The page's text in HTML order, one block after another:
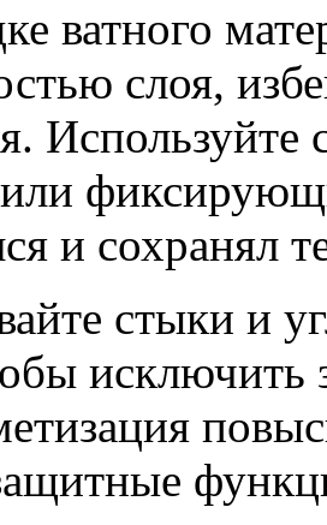
ватного
слоя,
и сохранял
стыки и
исключить